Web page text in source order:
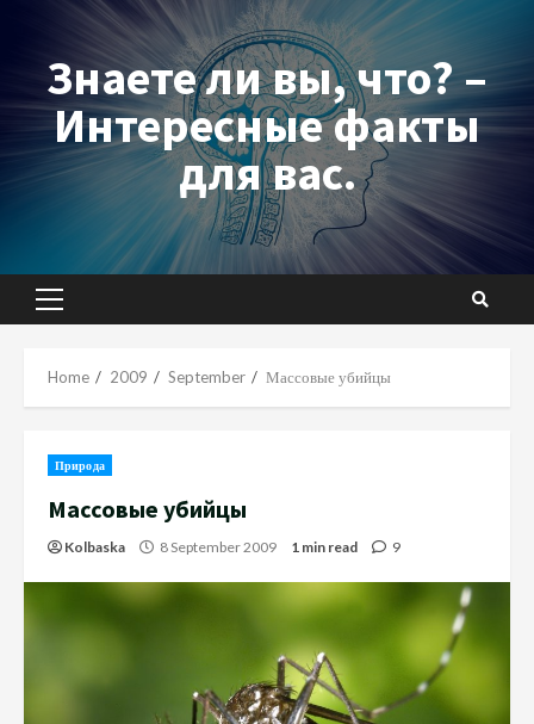
contentЗнаете ли вы, что? –
Интересные факты
для вас.
Primary
Home 2009 September Массовые убийцы
Природа
Массовые убийцы
Kolbaska 8 September 2009 1 min read 9